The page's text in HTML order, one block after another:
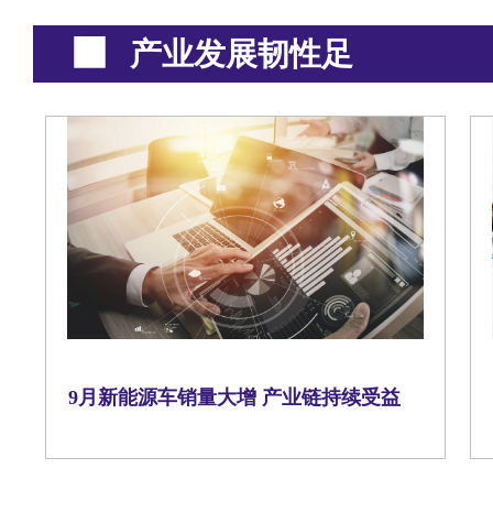
产业发展韧性足
9月新能源车销量大增 产业链持续受益